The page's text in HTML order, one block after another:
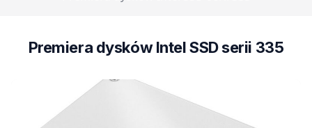
Premiera dysków Intel SSD serii 335